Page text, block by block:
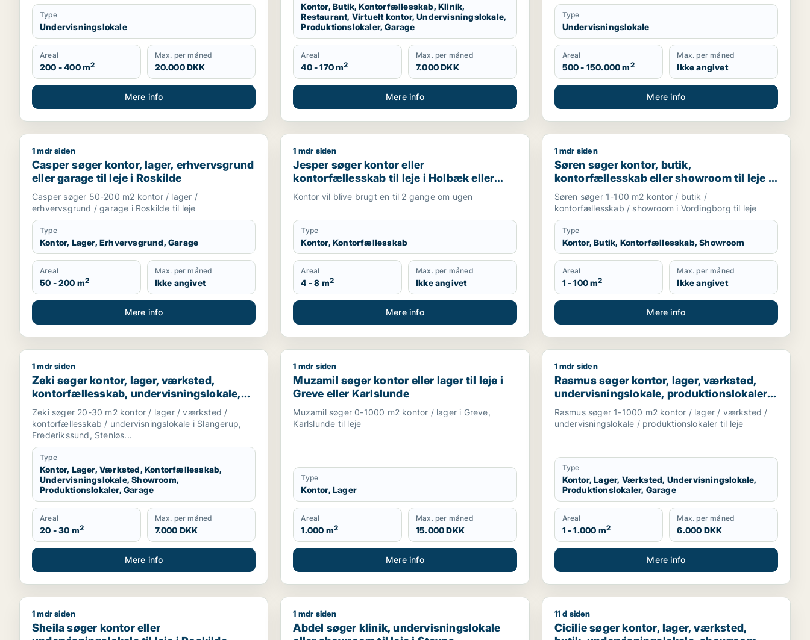
Type
Undervisningslokale
Areal
200 - 400 m2
Max. per måned
20.000 DKK
Mere info
Kontor, Butik, Kontorfællesskab, Klinik,
Restaurant, Virtuelt kontor, Undervisningslokale,
Produktionslokaler, Garage
Areal
40 - 170 m2
Max. per måned
7.000 DKK
Mere info
Type
Undervisningslokale
Areal
500 - 150.000 m2
Max. per måned
Ikke angivet
Mere info
Casper søger kontor, lager, erhvervsgrund eller garage til leje i Roskilde
1 mdr siden
Casper søger kontor, lager, erhvervsgrund
eller garage til leje i Roskilde
Casper søger 50-200 m2 kontor / lager /
erhvervsgrund / garage i Roskilde til leje
Type
Kontor, Lager, Erhvervsgrund, Garage
Areal
50 - 200 m2
Max. per måned
Ikke angivet
Mere info
Jesper søger kontor eller kontorfællesskab til leje i Holbæk eller Gislinge
1 mdr siden
Jesper søger kontor eller
kontorfællesskab til leje i Holbæk eller
Gislinge
Kontor vil blive brugt en til 2 gange om ugen
Type
Kontor, Kontorfællesskab
Areal
4 - 8 m2
Max. per måned
Ikke angivet
Mere info
Søren søger kontor, butik, kontorfællesskab eller
1 mdr siden
Søren søger kontor, butik,
kontorfællesskab eller showroom til leje i
Vordingborg
Søren søger 1-100 m2 kontor / butik /
kontorfællesskab / showroom i Vordingborg til leje
Type
Kontor, Butik, Kontorfællesskab, Showroom
Areal
1 - 100 m2
Max. per måned
Ikke angivet
Mere info
Zeki søger kontor, lager, værksted, kontorfællesskab, undervisningslokale, showroom, produktionslokaler eller garage til leje i Slangerup, Frederikssund eller
1 mdr siden
Zeki søger kontor, lager, værksted,
kontorfællesskab, undervisningslokale,
showroom, produktionslokaler eller
garage til leje i Slangerup, Frederikssund
eller Stenløse m.fl.
Zeki søger 20-30 m2 kontor / lager / værksted /
kontorfællesskab / undervisningslokale i Slangerup,
Frederikssund, Stenløs...
Type
Kontor, Lager, Værksted, Kontorfællesskab,
Undervisningslokale, Showroom,
Produktionslokaler, Garage
Areal
20 - 30 m2
Max. per måned
7.000 DKK
Mere info
Muzamil søger kontor eller lager til leje i Greve eller Karlslunde
1 mdr siden
Muzamil søger kontor eller lager til leje i
Greve eller Karlslunde
Muzamil søger 0-1000 m2 kontor / lager i Greve,
Karlslunde til leje
Type
Kontor, Lager
Areal
1.000 m2
Max. per måned
15.000 DKK
Mere info
Rasmus søger kontor, lager, værksted,
1 mdr siden
Rasmus søger kontor, lager, værksted,
undervisningslokale, produktionslokaler
eller garage til leje i Slangerup,
Frederikssund eller Ølstykke m.fl.
Rasmus søger 1-1000 m2 kontor / lager / værksted /
undervisningslokale / produktionslokaler til leje
Type
Kontor, Lager, Værksted, Undervisningslokale,
Produktionslokaler, Garage
Areal
1 - 1.000 m2
Max. per måned
6.000 DKK
Mere info
Sheila søger kontor eller undervisningslokale til leje i Roskilde
1 mdr siden
Sheila søger kontor eller
Abdel søger klinik, undervisningslokale eller showroom til leje i Stevns
1 mdr siden
Abdel søger klinik, undervisningslokale
Cicilie søger kontor, lager, værksted, butik,
11 d siden
Cicilie søger kontor, lager, værksted,